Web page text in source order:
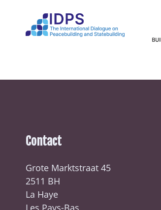
Contact
Grote Marktstraat 45
2511 BH
La Haye
Les Pays-Bas